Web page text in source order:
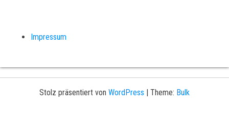
Impressum
Stolz präsentiert von WordPress | Theme: Bulk